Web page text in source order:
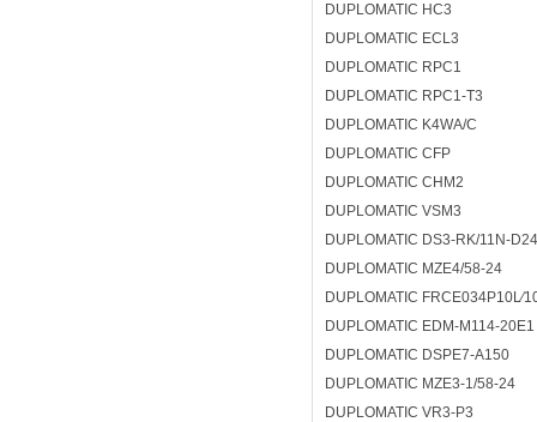
DUPLOMATIC HC3
DUPLOMATIC ECL3
DUPLOMATIC RPC1
DUPLOMATIC RPC1-T3
DUPLOMATIC K4WA/C
DUPLOMATIC CFP
DUPLOMATIC CHM2
DUPLOMATIC VSM3
DUPLOMATIC DS3-RK/11N-
DUPLOMATIC MZE4/58-24
DUPLOMATIC
DUPLOMATIC EDM-M114-20E1
DUPLOMATIC DSPE7-A150
DUPLOMATIC MZE3-1/58-24
DUPLOMATIC VR3-P3